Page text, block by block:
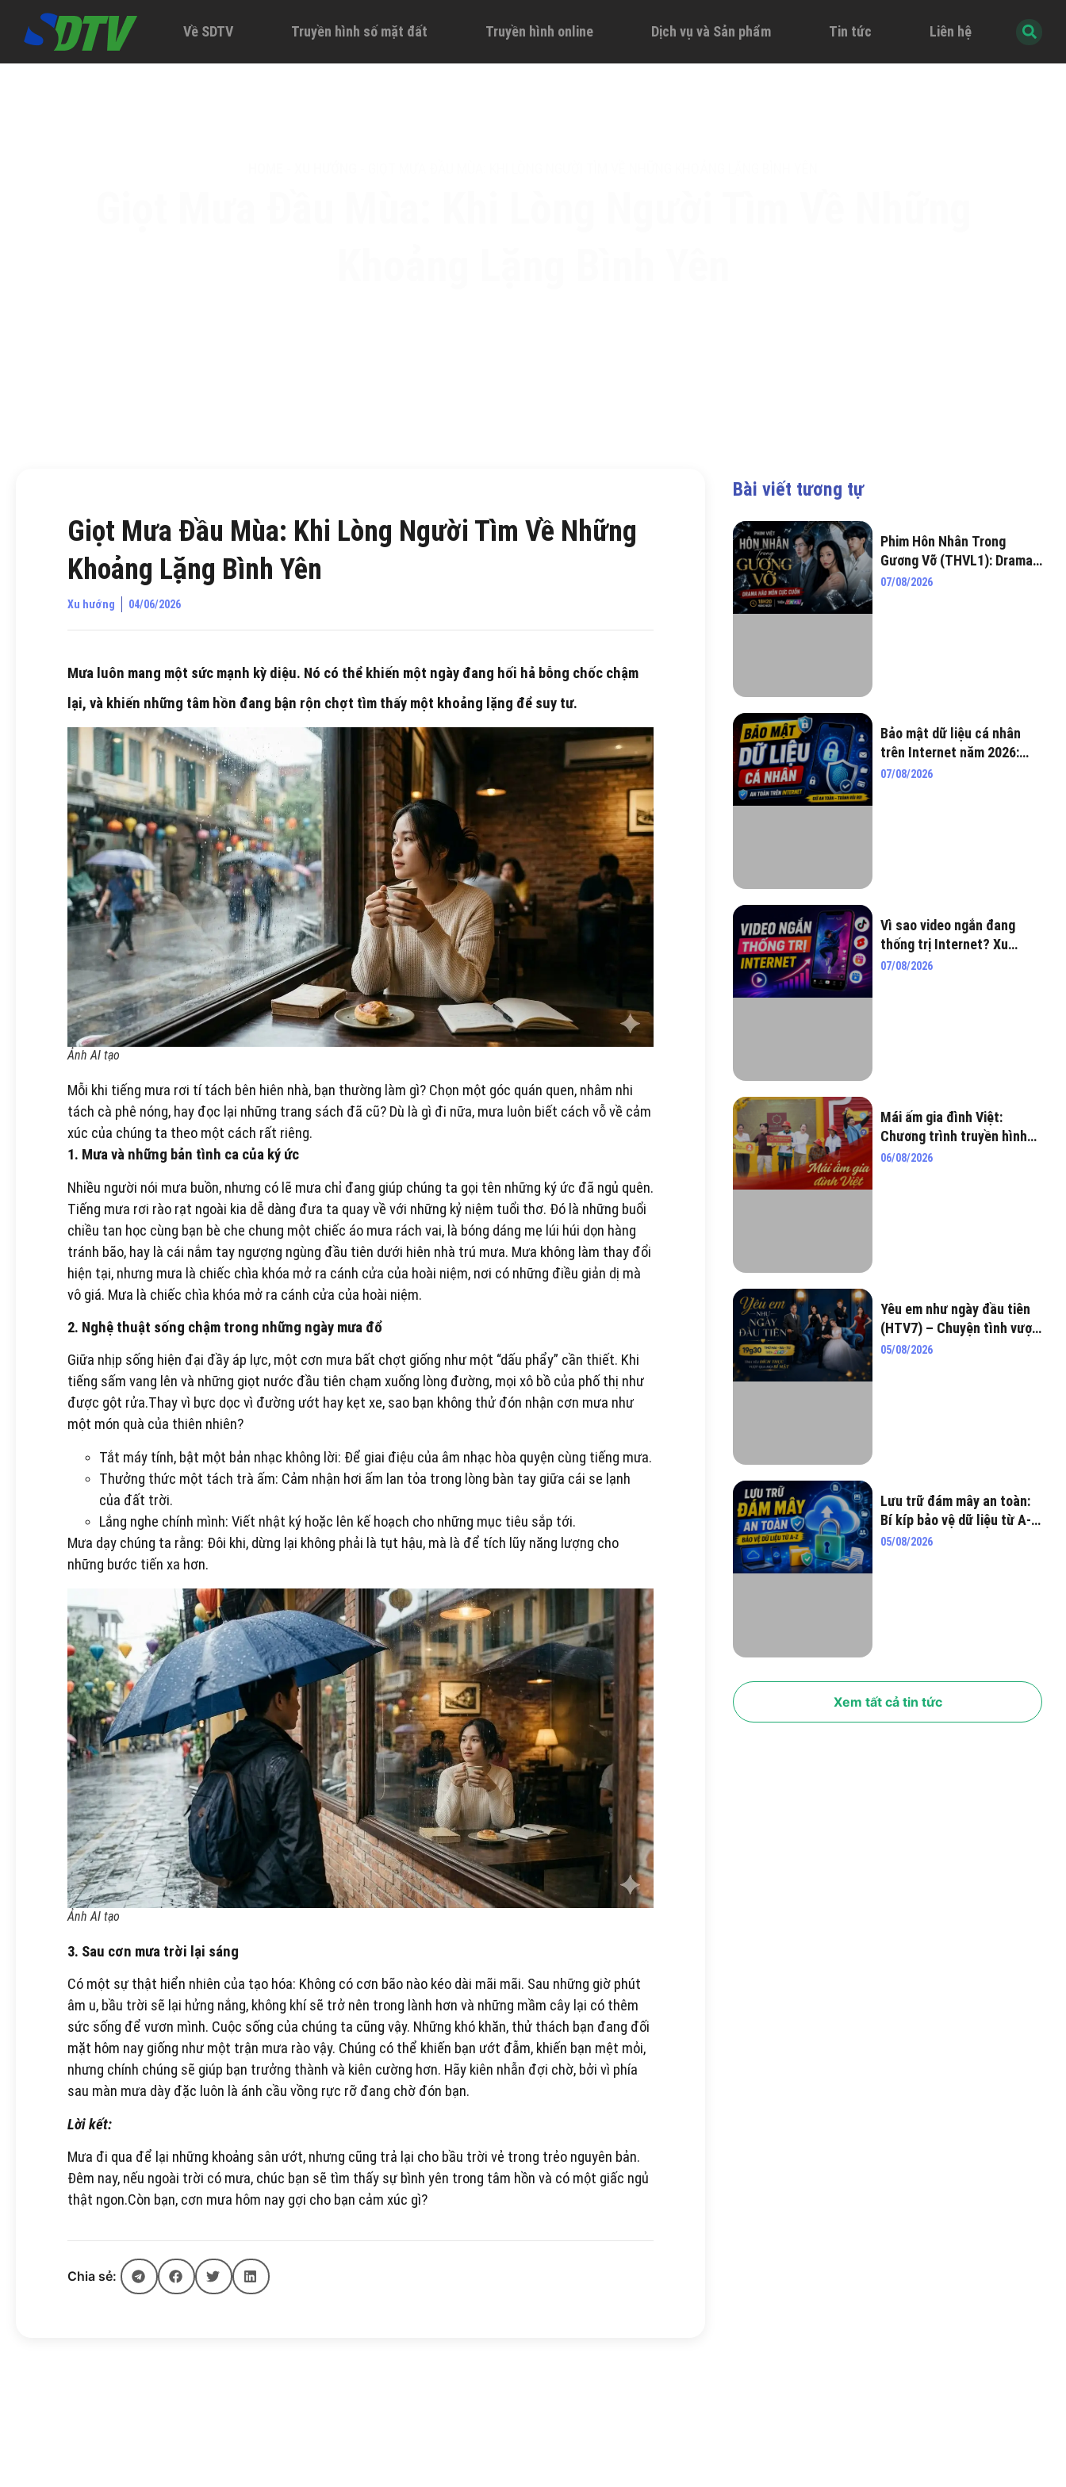
Về SDTV Truyền hình số mặt đất Truyền hình online Dịch vụ và Sản phẩm Tin tức Liên hệ
Giọt Mưa Đầu Mùa: Khi Lòng Người Tìm Về Những
Khoảng Lặng Bình Yên
Xu hướng 04/06/2026
Mưa luôn mang một sức mạnh kỳ diệu. Nó có thể khiến một ngày đang hối hả bỗng chốc chậm
lại, và khiến những tâm hồn đang bận rộn chợt tìm thấy một khoảng lặng để suy tư.
Ảnh AI tạo
Mỗi khi tiếng mưa rơi tí tách bên hiên nhà, bạn thường làm gì? Chọn một góc quán quen, nhâm nhi
tách cà phê nóng, hay đọc lại những trang sách đã cũ? Dù là gì đi nữa, mưa luôn biết cách vỗ về cảm
xúc của chúng ta theo một cách rất riêng.
1. Mưa và những bản tình ca của ký ức
Nhiều người nói mưa buồn, nhưng có lẽ mưa chỉ đang giúp chúng ta gọi tên những ký ức đã ngủ quên.
Tiếng mưa rơi rào rạt ngoài kia dễ dàng đưa ta quay về với những kỷ niệm tuổi thơ. Đó là những buổi
chiều tan học cùng bạn bè che chung một chiếc áo mưa rách vai, là bóng dáng mẹ lúi húi dọn hàng
tránh bão, hay là cái nắm tay ngượng ngùng đầu tiên dưới hiên nhà trú mưa. Mưa không làm thay đổi
hiện tại, nhưng mưa là chiếc chìa khóa mở ra cánh cửa của hoài niệm, nơi có những điều giản dị mà
vô giá. Mưa là chiếc chìa khóa mở ra cánh cửa của hoài niệm.
2. Nghệ thuật sống chậm trong những ngày mưa đổ
Giữa nhịp sống hiện đại đầy áp lực, một cơn mưa bất chợt giống như một “dấu phẩy” cần thiết. Khi
tiếng sấm vang lên và những giọt nước đầu tiên chạm xuống lòng đường, mọi xô bồ của phố thị như
được gột rửa.Thay vì bực dọc vì đường ướt hay kẹt xe, sao bạn không thử đón nhận cơn mưa như
một món quà của thiên nhiên?
Tắt máy tính, bật một bản nhạc không lời: Để giai điệu của âm nhạc hòa quyện cùng tiếng mưa.
Thưởng thức một tách trà ấm: Cảm nhận hơi ấm lan tỏa trong lòng bàn tay giữa cái se lạnh
của đất trời.
Lắng nghe chính mình: Viết nhật ký hoặc lên kế hoạch cho những mục tiêu sắp tới.
Mưa dạy chúng ta rằng: Đôi khi, dừng lại không phải là tụt hậu, mà là để tích lũy năng lượng cho
những bước tiến xa hơn.
Ảnh AI tạo
3. Sau cơn mưa trời lại sáng
Có một sự thật hiển nhiên của tạo hóa: Không có cơn bão nào kéo dài mãi mãi. Sau những giờ phút
âm u, bầu trời sẽ lại hửng nắng, không khí sẽ trở nên trong lành hơn và những mầm cây lại có thêm
sức sống để vươn mình. Cuộc sống của chúng ta cũng vậy. Những khó khăn, thử thách bạn đang đối
mặt hôm nay giống như một trận mưa rào vậy. Chúng có thể khiến bạn ướt đẫm, khiến bạn mệt mỏi,
nhưng chính chúng sẽ giúp bạn trưởng thành và kiên cường hơn. Hãy kiên nhẫn đợi chờ, bởi vì phía
sau màn mưa dày đặc luôn là ánh cầu vồng rực rỡ đang chờ đón bạn.
Lời kết:
Mưa đi qua để lại những khoảng sân ướt, nhưng cũng trả lại cho bầu trời vẻ trong trẻo nguyên bản.
Đêm nay, nếu ngoài trời có mưa, chúc bạn sẽ tìm thấy sự bình yên trong tâm hồn và có một giấc ngủ
thật ngon.Còn bạn, cơn mưa hôm nay gợi cho bạn cảm xúc gì?
Chia sẻ:
Bài viết tương tự
Phim Hôn Nhân Trong
Gương Vỡ (THVL1): Drama
hào môn cực cuốn khiến
07/08/2026
Bảo mật dữ liệu cá nhân
trên Internet năm 2026:
Tuyệt chiêu “lên đồ” bảo vệ
07/08/2026
Vì sao video ngắn đang
thống trị Internet? Xu
hướng không thể bỏ qua
07/08/2026
Mái ấm gia đình Việt:
Chương trình truyền hình
nhân văn lan tỏa yêu
06/08/2026
Yêu em như ngày đầu tiên
(HTV7) – Chuyện tình vượt
qua hiểu lầm, tham vọng và
05/08/2026
Lưu trữ đám mây an toàn:
Bí kíp bảo vệ dữ liệu từ A-Z
năm 2026
05/08/2026
Xem tất cả tin tức